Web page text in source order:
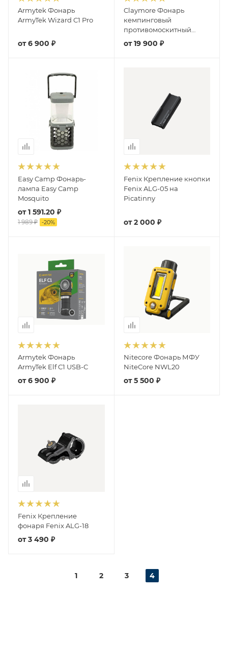
Armytek Фонарь
ArmyTek Wizard C1 Pro
от6 900 ₽
Claymore Фонарь
кемпинговый
противомоскитный
Lamp Athena, 440 lum
от19 900 ₽
Easy Camp Фонарь-
лампа Easy Camp
Mosquito
от1 591.20 ₽
1 989 ₽ -20%
Fenix Крепление кнопки
Fenix ALG-05 на
Picatinny
от2 000 ₽
Armytek Фонарь
ArmyTek Elf C1 USB-C
от6 900 ₽
Nitecore Фонарь МФУ
NiteCore NWL20
от5 500 ₽
Fenix Крепление
фонаря Fenix ALG-18
от3 490 ₽
1 2 3 4